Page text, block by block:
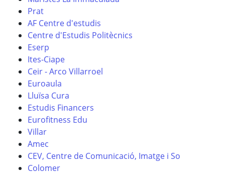
Prat
AF Centre d'estudis
Centre d'Estudis Politècnics
Eserp
Ites-Ciape
Ceir - Arco Villarroel
Euroaula
Lluïsa Cura
Estudis Financers
Eurofitness Edu
Villar
Amec
CEV, Centre de Comunicació, Imatge i So
Colomer